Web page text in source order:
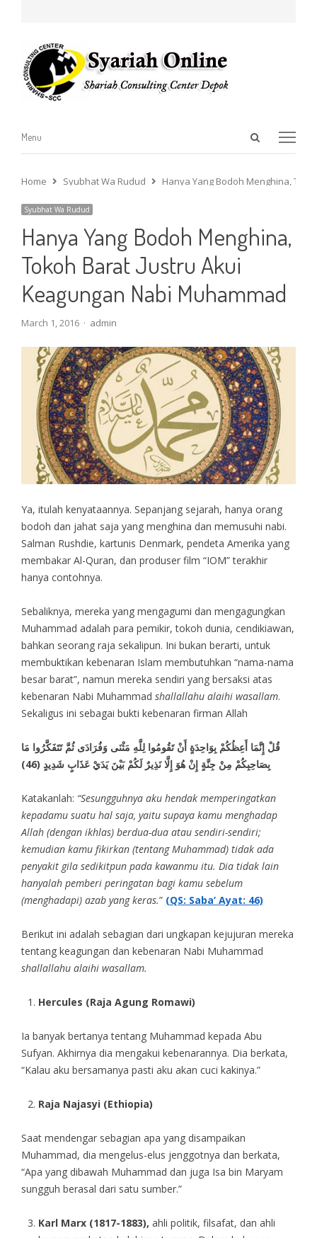
Open
Menu
Menu
Home Syubhat Wa Rudud Hanya Yang Bodoh Menghina,
Syubhat Wa Rudud
Hanya Yang Bodoh Menghina,
Tokoh Barat Justru Akui
Keagungan Nabi Muhammad
March 1, 2016 Author
admin
Ya, itulah kenyataannya. Sepanjang sejarah, hanya orang
bodoh dan jahat saja yang menghina dan memusuhi nabi.
Salman Rushdie, kartunis Denmark, pendeta Amerika yang
membakar Al-Quran, dan produser film “IOM” terakhir
hanya contohnya.
Sebaliknya, mereka yang mengagumi dan mengagungkan
Muhammad adalah para pemikir, tokoh dunia, cendikiawan,
bahkan seorang raja sekalipun. Ini bukan berarti, untuk
membuktikan kebenaran Islam membutuhkan “nama-nama
besar barat”, namun mereka sendiri yang bersaksi atas
kebenaran Nabi Muhammad shallallahu alaihi wasallam.
Sekaligus ini sebagai bukti kebenaran firman Allah
قُلْ إِنَّمَاأَعِظُكُمْ بِوَاحِدَةٍ أَنْ تَقُومُوا لِلَّهِ مَثْنَى وَفُرَادَى ثُمَّ تَتَفَكَّرُوا مَا
بِصَاحِبِكُمْ مِنْ جِنَّةٍ إِنْ هُوَ إِلَّا نَذِيرٌ لَكُمْ بَيْنَ يَدَيْ عَذَابٍ شَدِيدٍ (46)
Katakanlah: “Sesungguhnya aku hendak memperingatkan
kepadamu suatu hal saja, yaitu supaya kamu menghadap
Allah (dengan ikhlas) berdua-dua atau sendiri-sendiri;
kemudian kamu fikirkan (tentang Muhammad) tidak ada
penyakit gila sedikitpun pada kawanmu itu. Dia tidak lain
hanyalah pemberi peringatan bagi kamu sebelum
(menghadapi) azab yang keras.” (QS: Saba’ Ayat: 46)
Berikut ini adalah sebagian dari ungkapan kejujuran mereka
tentang keagungan dan kebenaran Nabi Muhammad
shallallahu alaihi wasallam.
Hercules (Raja Agung Romawi)
Ia banyak bertanya tentang Muhammad kepada Abu
Sufyan. Akhirnya dia mengakui kebenarannya. Dia berkata,
“Kalau aku bersamanya pasti aku akan cuci kakinya.”
Raja Najasyi (Ethiopia)
Saat mendengar sebagian apa yang disampaikan
Muhammad, dia mengelus-elus jenggotnya dan berkata,
“Apa yang dibawah Muhammad dan juga Isa bin Maryam
sungguh berasal dari satu sumber.”
Karl Marx (1817-1883), ahli politik, filsafat, dan ahli